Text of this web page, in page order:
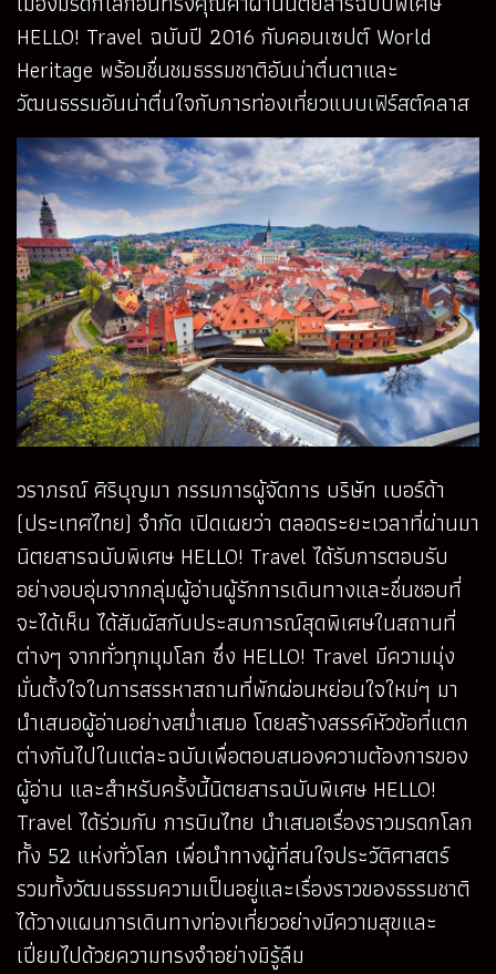
HELLO! Travel ฉบับปี 2016 กับคอนเซปต์ World
Heritage พร้อมชื่นชมธรรมชาติอันน่าตื่นตาและ
วัฒนธรรมอันน่าตื่นใจกับการท่องเที่ยวแบบเฟิร์สต์คลาส
วราภรณ์ ศิริบุญมา กรรมการผู้จัดการ บริษัท เบอร์ด้า
(ประเทศไทย) จำกัด เปิดเผยว่า ตลอดระยะเวลาที่ผ่านมา
นิตยสารฉบับพิเศษ HELLO! Travel ได้รับการตอบรับ
อย่างอบอุ่นจากกลุ่มผู้อ่านผู้รักการเดินทางและชื่นชอบที่
จะได้เห็น ได้สัมผัสกับประสบการณ์สุดพิเศษในสถานที่
ต่างๆ จากทั่วทุกมุมโลก ซึ่ง HELLO! Travel มีความมุ่ง
มั่นตั้งใจในการสรรหาสถานที่พักผ่อนหย่อนใจใหม่ๆ มา
นำเสนอผู้อ่านอย่างสม่ำเสมอ โดยสร้างสรรค์หัวข้อที่แตก
ต่างกันไปในแต่ละฉบับเพื่อตอบสนองความต้องการของ
ผู้อ่าน และสำหรับครั้งนี้นิตยสารฉบับพิเศษ HELLO!
Travel ได้ร่วมกับ การบินไทย นำเสนอเรื่องราวมรดกโลก
ทั้ง 52 แห่งทั่วโลก เพื่อนำทางผู้ที่สนใจประวัติศาสตร์
รวมทั้งวัฒนธรรมความเป็นอยู่และเรื่องราวของธรรมชาติ
ได้วางแผนการเดินทางท่องเที่ยวอย่างมีความสุขและ
เปี่ยมไปด้วยความทรงจำอย่างมิรู้ลืม